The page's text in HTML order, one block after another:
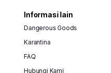
Informasi lain
Dangerous Goods
Karantina
FAQ
Hubungi Kami